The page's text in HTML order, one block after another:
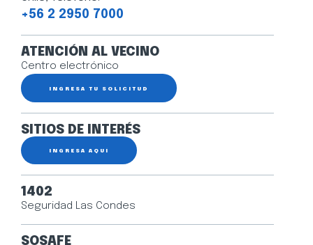
+56 2 2950 7000
ATENCIÓN AL VECINO
Centro electrónico
INGRESA TU SOLICITUD
SITIOS DE INTERÉS
INGRESA AQUÍ
1402
Seguridad Las Condes
SOSAFE